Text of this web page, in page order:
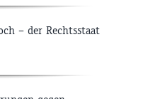
– der Rechtsstaat